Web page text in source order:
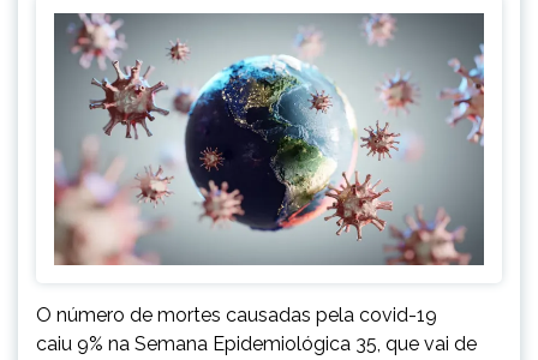
O número de mortes causadas pela covid-19
caiu 9% na Semana Epidemiológica 35, que vai de